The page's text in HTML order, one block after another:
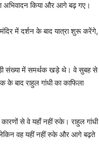
अभिवादन किया और आगे बढ़ गए।
में दर्शन के बाद यात्रा शुरू करेंगे,
संख्या में समर्थक खड़े थे। वे सुबह से
बाद राहुल गांधी का काफिला
से वे यहाँ नहीं रुके। राहुल गांधी
लेकिन वह यहीं नहीं रुके और आगे बढ़ते